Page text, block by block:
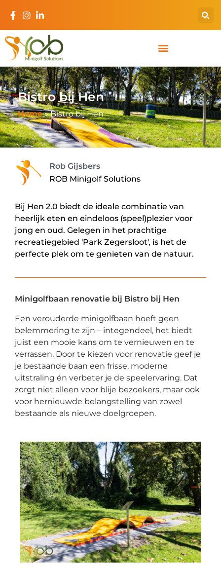
Bistro bij Hen
Home»Bistro bij Hen
Rob Gijsbers
ROB Minigolf Solutions
Bij Hen 2.0 biedt de ideale combinatie van
heerlijk eten en eindeloos (speel)plezier voor
jong en oud. Gelegen in het prachtige
recreatiegebied 'Park Zegersloot', is het de
perfecte plek om te genieten van de natuur.
Minigolfbaan renovatie bij Bistro bij Hen
Een verouderde minigolfbaan hoeft geen
belemmering te zijn – integendeel, het biedt
juist een mooie kans om te vernieuwen en te
verrassen. Door te kiezen voor renovatie geef je
je bestaande baan een frisse, moderne
uitstraling én verbeter je de speelervaring. Dat
zorgt niet alleen voor blije bezoekers, maar ook
voor hernieuwde belangstelling van zowel
bestaande als nieuwe doelgroepen.